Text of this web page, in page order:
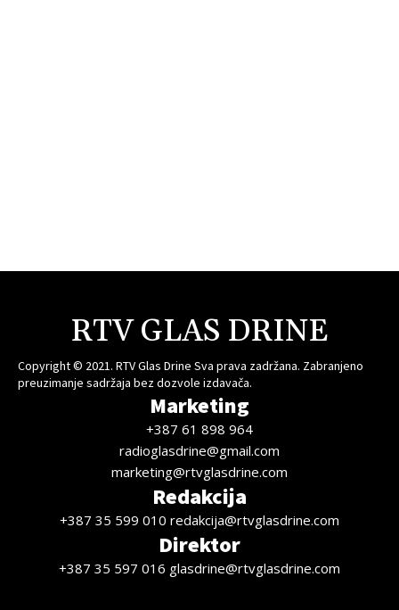
RTV GLAS DRINE
Copyright © 2021. RTV Glas Drine Sva prava zadržana. Zabranjeno
preuzimanje sadržaja bez dozvole izdavača.
Marketing
+387 61 898 964
radioglasdrine@gmail.com
marketing@rtvglasdrine.com
Redakcija
+387 35 599 010 redakcija@rtvglasdrine.com
Direktor
+387 35 597 016 glasdrine@rtvglasdrine.com